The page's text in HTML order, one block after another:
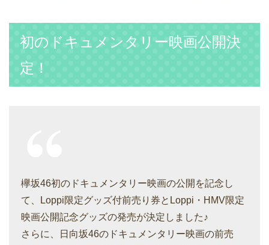
初のドキュメンタリー映画公開決
定！
欅坂46初のドキュメンタリー映画の公開を記念し
て、Loppi限定グッズ付前売り券とLoppi・HMV限定
映画公開記念グッズの発売が決定しました♪
さらに、日向坂46のドキュメンタリー映画の前売